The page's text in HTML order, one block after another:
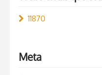
11870
Meta